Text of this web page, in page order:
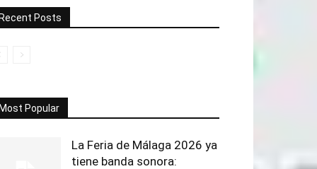
Posts
Popular
La Feria de Málaga 2026 ya
tiene banda sonora: